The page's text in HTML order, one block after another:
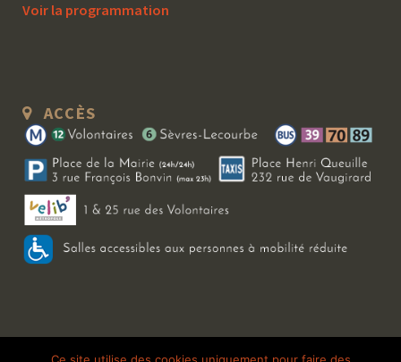
Voir la programmation
ACCÈS
Copyright 2026 Le Bal Blomet | Tous droits réservés | Mentions légales